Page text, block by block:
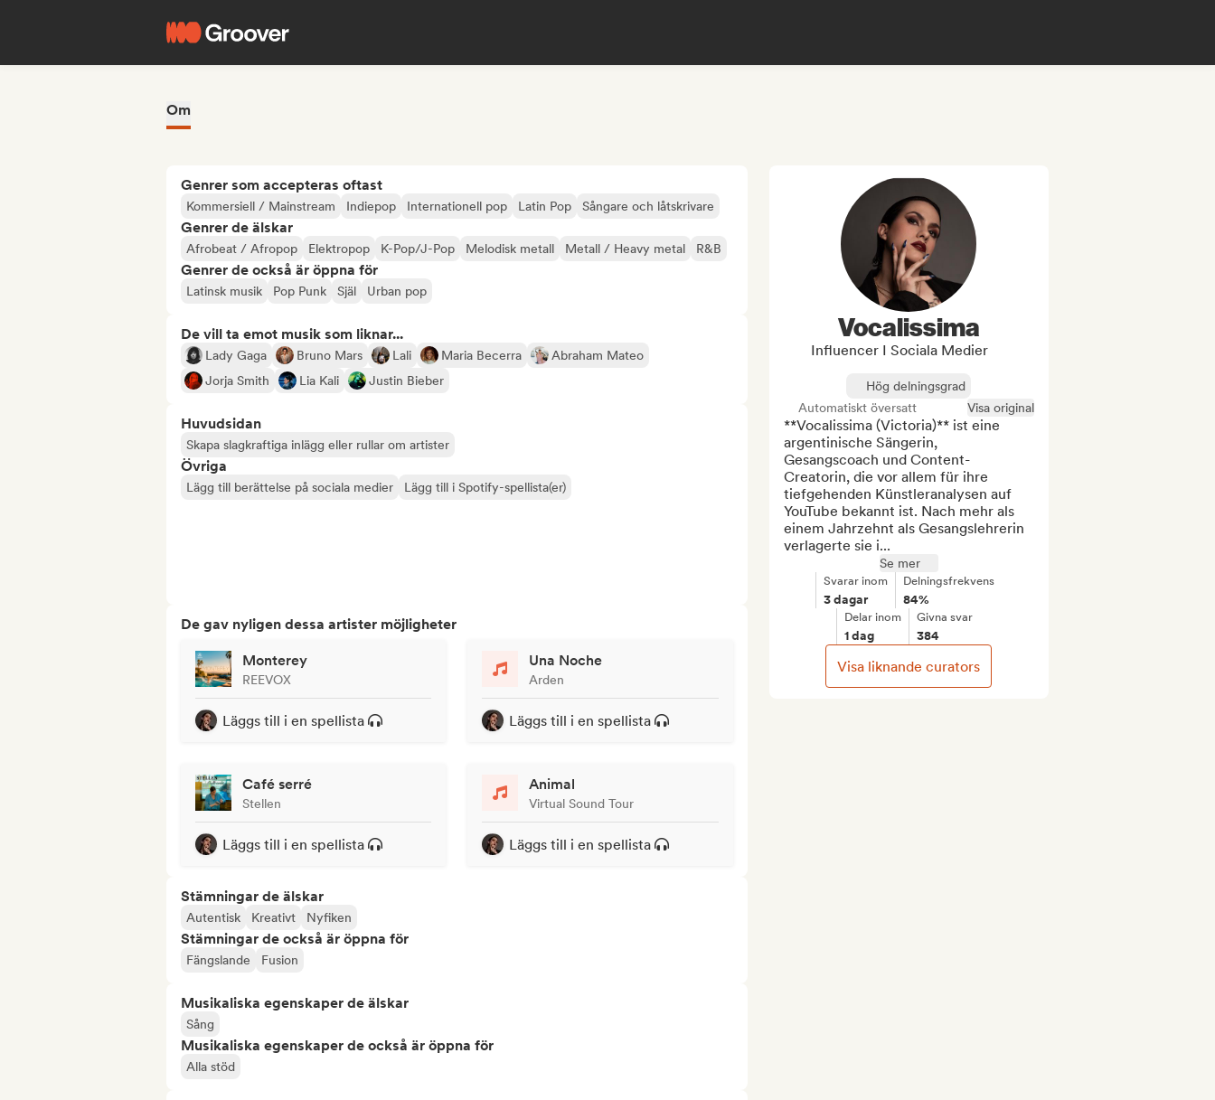
Om
Genrer som accepteras oftast
Kommersiell / Mainstream Indiepop Internationell pop Latin Pop Sångare och låtskrivare
Genrer de älskar
Afrobeat / Afropop Elektropop K-Pop/J-Pop Melodisk metall Metall / Heavy metal R&B
Genrer de också är öppna för
Latinsk musik Pop Punk Själ Urban pop
De vill ta emot musik som liknar...
Lady Gaga Bruno Mars Lali Maria Becerra
Abraham Mateo
Jorja Smith
Lia Kali Justin Bieber
Huvudsidan
Skapa slagkraftiga inlägg eller rullar om artister
Övriga
Lägg till berättelse på sociala medier Lägg till i Spotify-spellista(er)
De gav nyligen dessa artister möjligheter
Monterey
REEVOX
Läggs till i en spellista
Una Noche
Arden
Läggs till i en spellista
Café serré
Stellen
Läggs till i en spellista
Animal
Virtual Sound Tour
Läggs till i en spellista
Stämningar de älskar
Autentisk Kreativt Nyfiken
Stämningar de också är öppna för
Fängslande Fusion
Musikaliska egenskaper de älskar
Sång
Musikaliska egenskaper de också är öppna för
Alla stöd
Vocalissima
Influencer I Sociala Medier
Hög delningsgrad
Automatiskt översatt
Visa original
**Vocalissima (Victoria)** ist eine
argentinische Sängerin,
Gesangscoach und Content-
Creatorin, die vor allem für ihre
tiefgehenden Künstleranalysen auf
YouTube bekannt ist. Nach mehr als
einem Jahrzehnt als Gesangslehrerin
verlagerte sie i...
Se mer
Svarar inom
3 dagar
Delningsfrekvens
84%
Delar inom
1 dag
Givna svar
384
Visa liknande curators